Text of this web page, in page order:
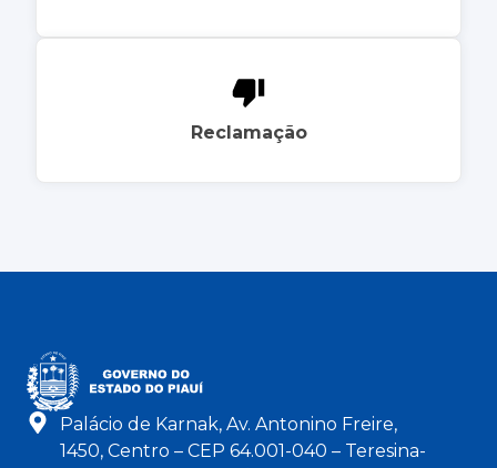
Reclamação
Palácio de Karnak, Av. Antonino Freire,
1450, Centro – CEP 64.001-040 – Teresina-